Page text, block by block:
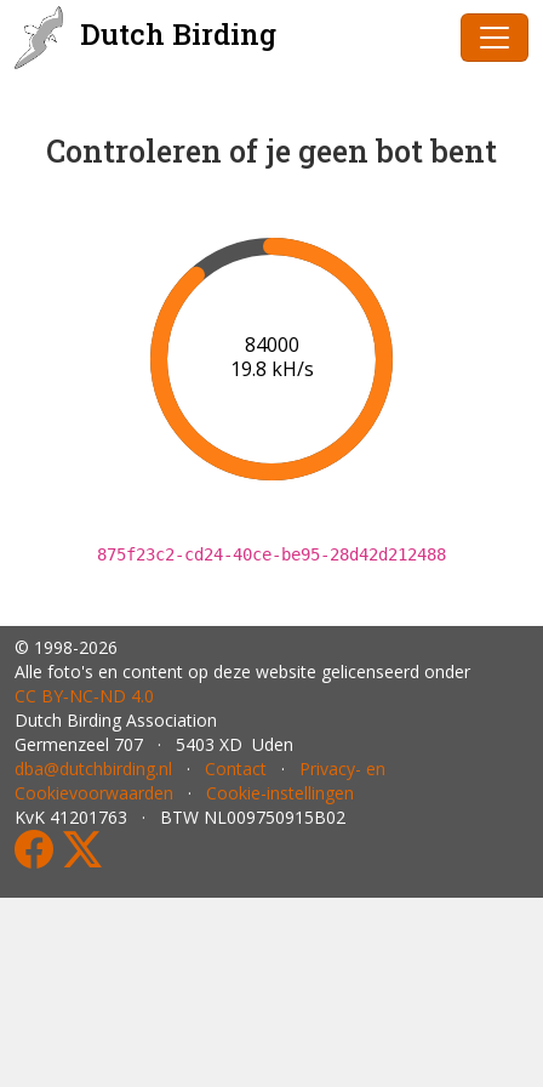
Dutch Birding
Controleren of je geen bot bent
86000
19.9 kH/s
875f23c2-cd24-40ce-be95-28d42d212488
© 1998-2026
Alle foto's en content op deze website gelicenseerd onder
CC BY‑NC‑ND 4.0
Dutch Birding Association
Germenzeel 707 · 5403 XD Uden
dba@dutchbirding.nl · Contact · Privacy- en
Cookievoorwaarden · Cookie-instellingen
KvK 41201763 · BTW NL009750915B02